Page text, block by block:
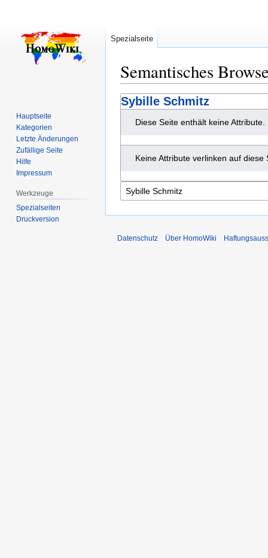
Semantisches
Zur
Navigation
springen
Zur
Suche
springen
Sybille Schmitz
Diese Seite enthält keine Attribute.
Keine Attribute verlinken auf diese
Spezialseite
Hauptseite
Kategorien
Letzte Änderungen
Zufällige Seite
Hilfe
Impressum
Werkzeuge
Spezialseiten
Druckversion
Datenschutz Über HomoWiki